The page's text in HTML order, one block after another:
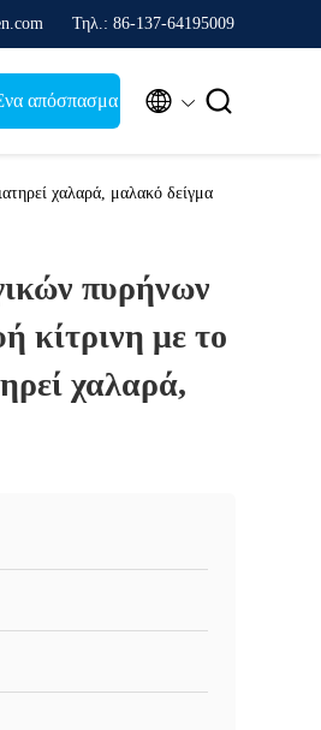
Τηλ.: 86-137-64195009
απόσπασμα  
χαλαρά, μαλακό δείγμα
πυρήνων
κίτρινη με το
χαλαρά,